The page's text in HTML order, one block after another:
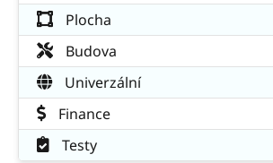
Plocha
Budova
Univerzální
Finance
Testy